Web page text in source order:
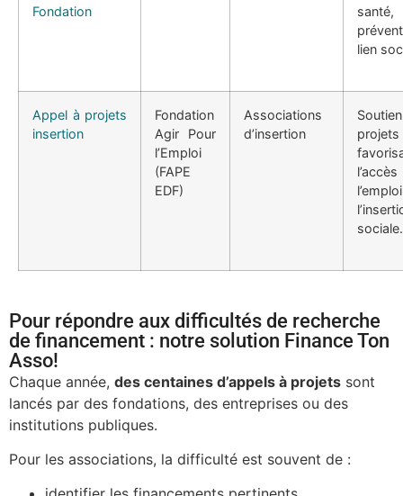
Fondation
santé,
lien
Appel à projets
insertion
Fondation
Agir Pour
l’Emploi
(FAPE
EDF)
Associations
d’insertion
projets
sociale.
Pour répondre aux difficultés de recherche
de financement : notre solution Finance Ton
Asso!
Chaque année, des centaines d’appels à projets sont
lancés par des fondations, des entreprises ou des
institutions publiques.
Pour les associations, la difficulté est souvent de :